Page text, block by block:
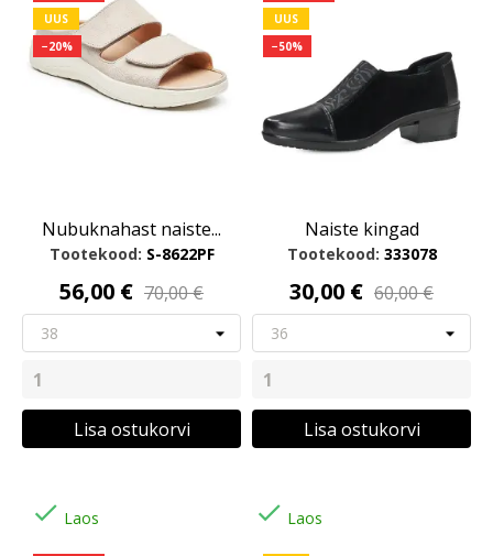
UUS
−20%
Nubuknahast naiste...
Tootekood: S-8622PF
56,00 € 70,00 €
Lisa ostukorvi
UUS
−50%
Naiste kingad
Tootekood: 333078
30,00 € 60,00 €
Lisa ostukorvi
 Laos  Laos